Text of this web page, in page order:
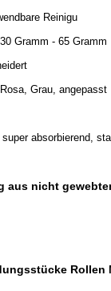
Reinigu
Gramm - 65 Gramm
Grau, angepasst
absorbierend,
aus nicht